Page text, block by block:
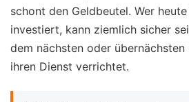
schont den Geldbeutel. Wer
investiert, kann ziemlich sicher
dem nächsten oder
ihren Dienst verrichtet.